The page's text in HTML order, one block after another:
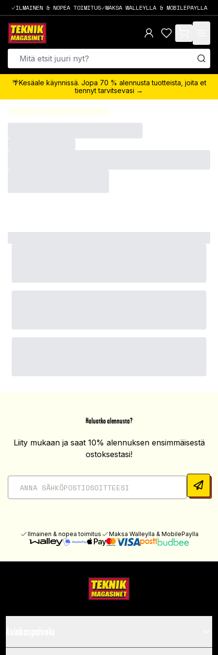
ILMAINEN & NOPEA TOIMITUS MAKSA WALLEYLLA & MOBILEPAYLLA
items in cart,
🌴Kesäale käynnissä. Jopa 70 % alennusta tuotteista, joita et
tiennyt tarvitsevasi →
Haluatko alennusta?
Liity mukaan ja saat 10% alennuksen ensimmäisestä
ostoksestasi!
Ilmainen & nopea toimitus Maksa Walleylla & MobilePaylla